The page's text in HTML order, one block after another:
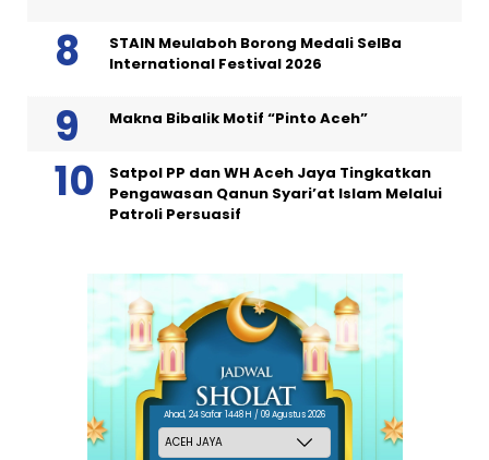
STAIN Meulaboh Borong Medali SeIBa
International Festival 2026
Makna Bibalik Motif “Pinto Aceh”
Satpol PP dan WH Aceh Jaya Tingkatkan
Pengawasan Qanun Syari’at Islam Melalui
Patroli Persuasif
Ahad, 24 Safar 1448 H / 09 Agustus 2026